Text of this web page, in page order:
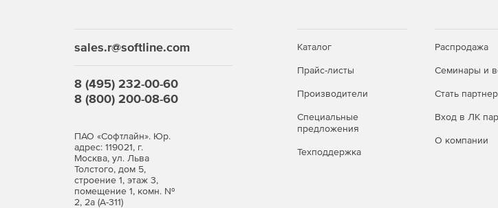
sales.r@softline.com
8 (495) 232-00-60
8 (800) 200-08-60
ПАО «Софтлайн». Юр.
адрес: 119021, г.
Москва, ул. Льва
Толстого, дом 5,
строение 1, этаж 3,
помещение 1, комн. №
2, 2а (А-311)
Каталог
Прайс-листы
Производители
Специальные
предложения
Техподдержка
Распродажа
Семинары и
Стать
Вход в ЛК
О компании